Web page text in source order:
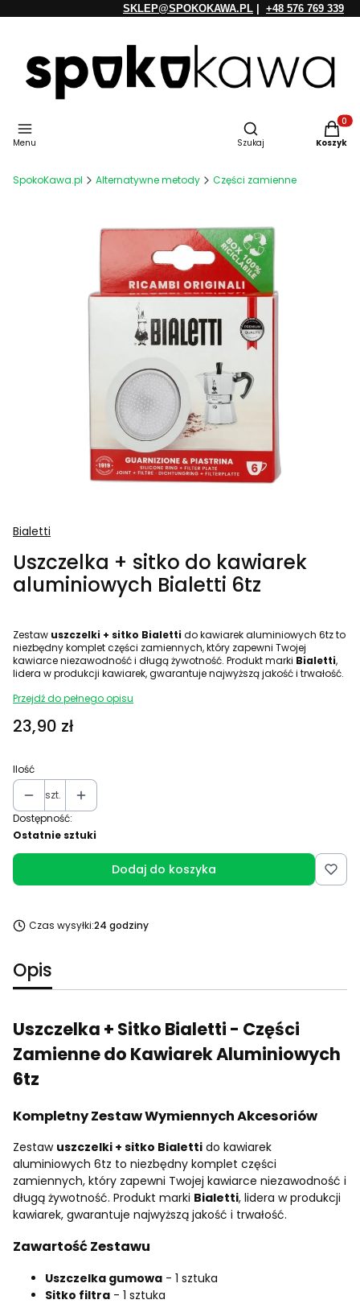
SKLEP@SPOKOKAWA.PL +48 576 769 339
Menu
Otwórz wyszukiwarkę
Szukaj Koszyk
SpokoKawa.pl Alternatywne metody Części zamienne
Bialetti
Uszczelka + sitko do kawiarek
aluminiowych Bialetti 6tz
Zestaw uszczelki + sitko Bialetti do kawiarek aluminiowych 6tz to
niezbędny komplet części zamiennych, który zapewni Twojej
kawiarce niezawodność i długą żywotność. Produkt marki Bialetti,
lidera w produkcji kawiarek, gwarantuje najwyższą jakość i trwałość.
Przejdź do pełnego opisu
Cena
23,90 zł
Ilość
szt.
Dostępność:
Ostatnie sztuki
Dodaj do koszyka
Czas wysyłki:24 godziny
Opis
Uszczelka + Sitko Bialetti - Części
Zamienne do Kawiarek Aluminiowych
6tz
Kompletny Zestaw Wymiennych Akcesoriów
Zestaw uszczelki + sitko Bialetti do kawiarek
aluminiowych 6tz to niezbędny komplet części
zamiennych, który zapewni Twojej kawiarce niezawodność i
długą żywotność. Produkt marki Bialetti, lidera w produkcji
kawiarek, gwarantuje najwyższą jakość i trwałość.
Zawartość Zestawu
Uszczelka gumowa - 1 sztuka
Sitko filtra - 1 sztuka